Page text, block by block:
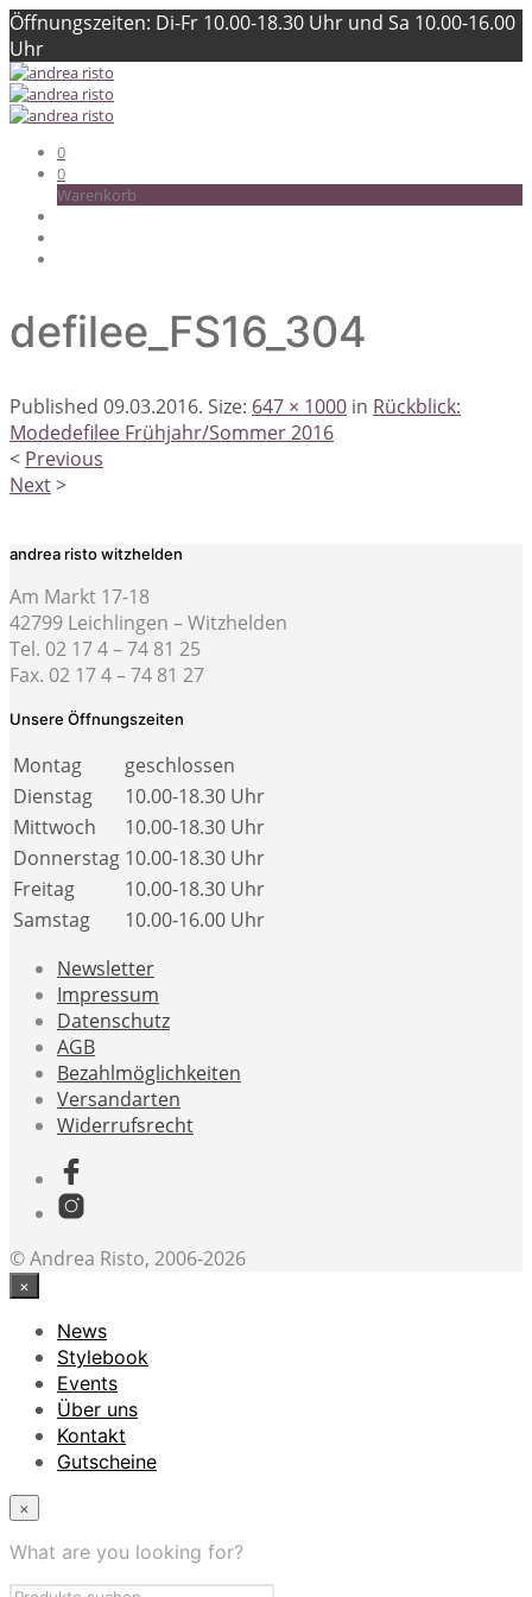
Öffnungszeiten: Di-Fr 10.00-18.30 Uhr und Sa 10.00-16.00
Uhr
0
0
Warenkorb
defilee_FS16_304
Published 09.03.2016. Size: 647 × 1000 in Rückblick:
Modedefilee Frühjahr/Sommer 2016
< Previous
Next>
andrea risto witzhelden
Am Markt 17-18
42799 Leichlingen – Witzhelden
Tel. 02 17 4 – 74 81 25
Fax. 02 17 4 – 74 81 27
Unsere Öffnungszeiten
Montag
geschlossen
Dienstag
10.00-18.30 Uhr
Mittwoch
10.00-18.30 Uhr
Donnerstag 10.00-18.30 Uhr
Freitag
10.00-18.30 Uhr
Samstag
10.00-16.00 Uhr
Newsletter
Impressum
Datenschutz
AGB
Bezahlmöglichkeiten
Versandarten
Widerrufsrecht
© Andrea Risto, 2006-2026
×
News
Stylebook
Events
Über uns
Kontakt
Gutscheine
×
What are you looking for?